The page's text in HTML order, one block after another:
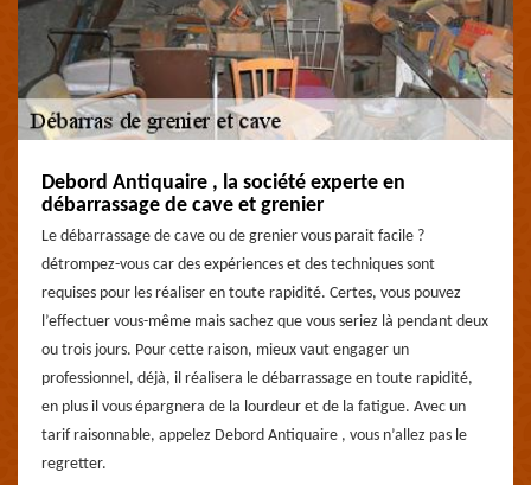
Debord Antiquaire , la société experte en
débarrassage de cave et grenier
Le débarrassage de cave ou de grenier vous parait facile ?
détrompez-vous car des expériences et des techniques sont
requises pour les réaliser en toute rapidité. Certes, vous pouvez
l’effectuer vous-même mais sachez que vous seriez là pendant deux
ou trois jours. Pour cette raison, mieux vaut engager un
professionnel, déjà, il réalisera le débarrassage en toute rapidité,
en plus il vous épargnera de la lourdeur et de la fatigue. Avec un
tarif raisonnable, appelez Debord Antiquaire , vous n’allez pas le
regretter.